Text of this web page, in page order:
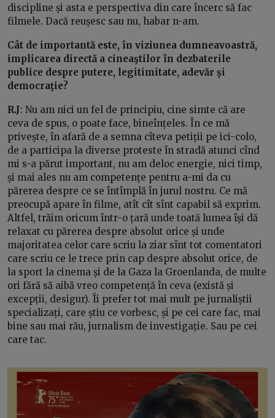
discipline și asta e perspectiva din care încerc să fac
filmele. Dacă reușesc sau nu, habar n-am.
Cât de importantă este, în viziunea dumneavoastră,
implicarea directă a cineaştilor în dezbaterile
publice despre putere, legitimitate, adevăr şi
democraţie?
R.J: Nu am nici un fel de principiu, cine simte că are
ceva de spus, o poate face, bineînțeles. În ce mă
privește, în afară de a semna cîteva petiții pe ici-colo,
de a participa la diverse proteste în stradă atunci cînd
mi s-a părut important, nu am deloc energie, nici timp,
și mai ales nu am competențe pentru a-mi da cu
părerea despre ce se întîmplă în jurul nostru. Ce mă
preocupă apare în filme, atît cît sînt capabil să exprim.
Altfel, trăim oricum într-o țară unde toată lumea își dă
relaxat cu părerea despre absolut orice și unde
majoritatea celor care scriu la ziar sînt tot comentatori
care scriu ce le trece prin cap despre absolut orice, de
la sport la cinema și de la Gaza la Groenlanda, de multe
ori fără să aibă vreo competență în ceva (există și
excepții, desigur). Îi prefer tot mai mult pe jurnaliștii
specializați, care știu ce vorbesc, și pe cei care fac, mai
bine sau mai rău, jurnalism de investigație. Sau pe cei
care tac.